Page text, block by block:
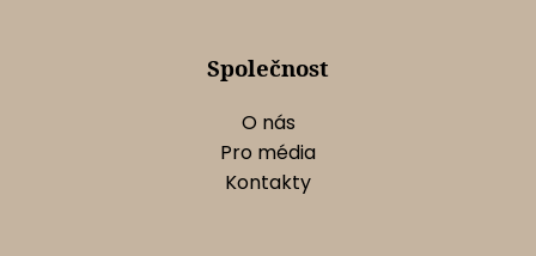
Společnost
O nás
Pro média
Kontakty